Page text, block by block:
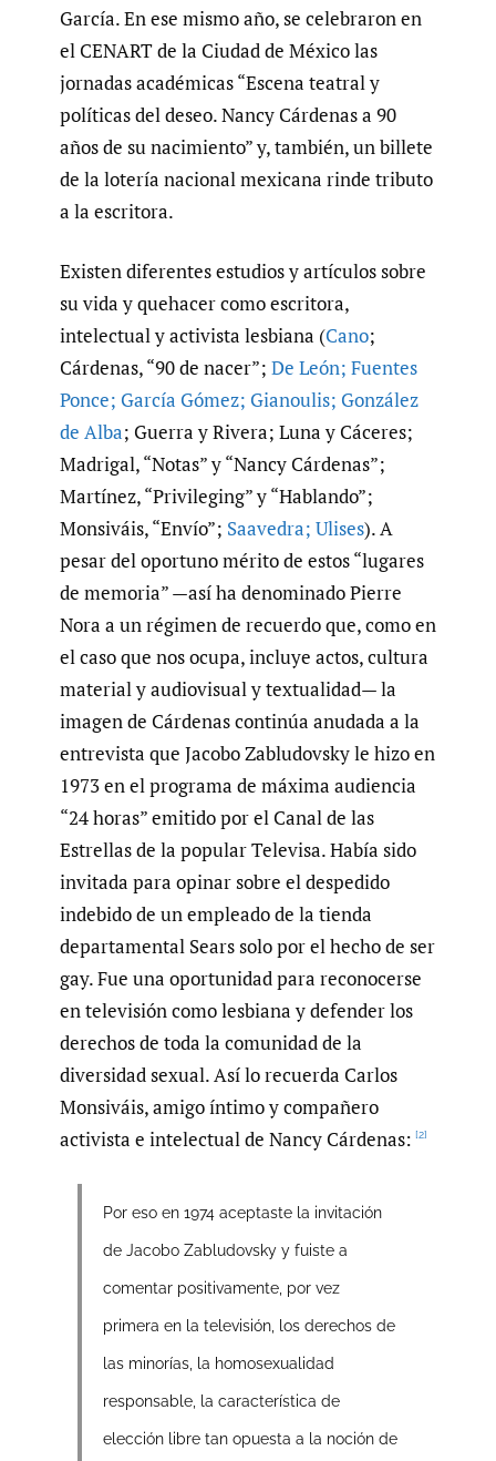
García. En ese mismo año, se celebraron en
el CENART de la Ciudad de México las
jornadas académicas “Escena teatral y
políticas del deseo. Nancy Cárdenas a 90
años de su nacimiento” y, también, un billete
de la lotería nacional mexicana rinde tributo
a la escritora.
Existen diferentes estudios y artículos sobre
su vida y quehacer como escritora,
intelectual y activista lesbiana (Cano;
Cárdenas, “90 de nacer”; De León; Fuentes
Ponce; García Gómez; Gianoulis; González
de Alba; Guerra y Rivera; Luna y Cáceres;
Madrigal, “Notas” y “Nancy Cárdenas”;
Martínez, “Privileging” y “Hablando”;
Monsiváis, “Envío”; Saavedra; Ulises). A
pesar del oportuno mérito de estos “lugares
de memoria” —así ha denominado Pierre
Nora a un régimen de recuerdo que, como en
el caso que nos ocupa, incluye actos, cultura
material y audiovisual y textualidad— la
imagen de Cárdenas continúa anudada a la
entrevista que Jacobo Zabludovsky le hizo en
1973 en el programa de máxima audiencia
“24 horas” emitido por el Canal de las
Estrellas de la popular Televisa. Había sido
invitada para opinar sobre el despedido
indebido de un empleado de la tienda
departamental Sears solo por el hecho de ser
gay. Fue una oportunidad para reconocerse
en televisión como lesbiana y defender los
derechos de toda la comunidad de la
diversidad sexual. Así lo recuerda Carlos
Monsiváis, amigo íntimo y compañero
activista e intelectual de Nancy Cárdenas: [2]
Por eso en 1974 aceptaste la invitación
de Jacobo Zabludovsky y fuiste a
comentar positivamente, por vez
primera en la televisión, los derechos de
las minorías, la homosexualidad
responsable, la característica de
elección libre tan opuesta a la noción de